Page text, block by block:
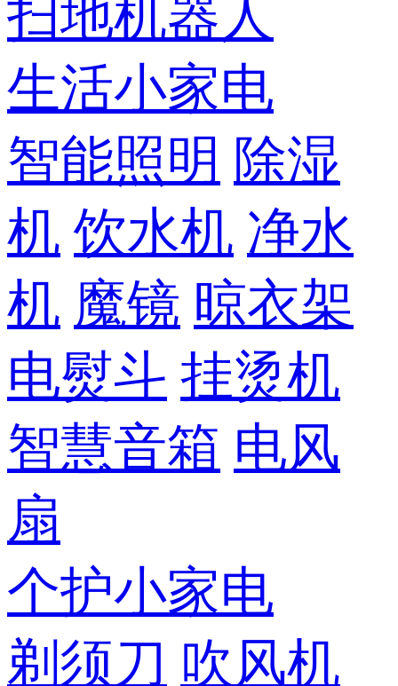
扫地机器人
生活小家电
智能照明 除湿
机 饮水机 净水
机 魔镜 晾衣架
电熨斗 挂烫机
智慧音箱 电风
扇
个护小家电
剃须刀 吹风机